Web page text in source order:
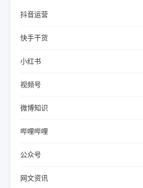
抖音运营
快手干货
小红书
视频号
微博知识
哔哩哔哩
公众号
网文资讯